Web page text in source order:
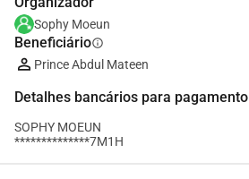
Sophy Moeun
Beneficiárioinfo
Prince Abdul Mateen
Detalhes bancários para pagamento
SOPHY MOEUN
**************7M1H